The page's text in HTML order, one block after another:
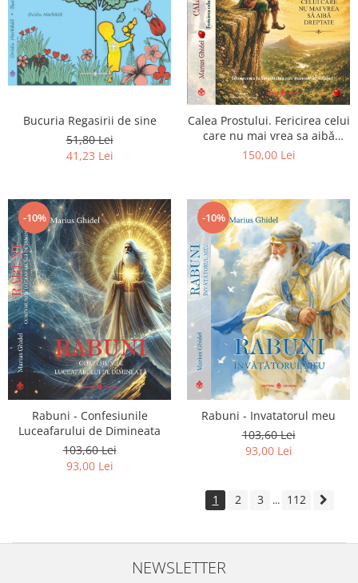
Bucuria Regasirii de sine
51,80 Lei
41,23 Lei
Calea Prostului. Fericirea celui
care nu mai vrea sa aibă
dreptate - Intoarcerea la
150,00 Lei
-10%
Rabuni - Confesiunile
Luceafarului de Dimineata
103,60 Lei
93,00 Lei
-10%
Rabuni - Invatatorul meu
103,60 Lei
93,00 Lei
1 2 3 ... 112
NEWSLETTER